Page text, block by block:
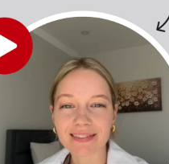
*
Свяжитесь с нами любым
удобным способом :)